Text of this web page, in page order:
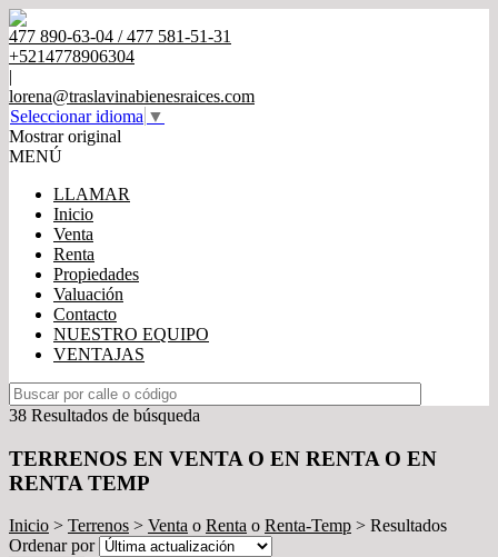
477 890-63-04 / 477 581-51-31
+5214778906304
|
lorena@traslavinabienesraices.com
Seleccionar idioma ▼
Mostrar original
MENÚ
LLAMAR
Inicio
Venta
Renta
Propiedades
Valuación
Contacto
NUESTRO EQUIPO
VENTAJAS
38 Resultados de búsqueda
TERRENOS EN VENTA O EN RENTA O EN
RENTA TEMP
Inicio > Terrenos > Venta o Renta o Renta-Temp > Resultados
Ordenar por